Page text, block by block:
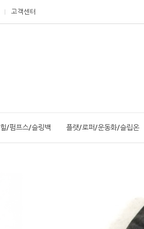
고객센터
힐/펌프스/슬링백 플랫/로퍼/운동화/슬립온